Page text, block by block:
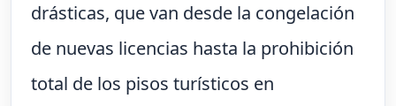
drásticas, que van desde la congelación
de nuevas licencias hasta la prohibición
total de los pisos turísticos en